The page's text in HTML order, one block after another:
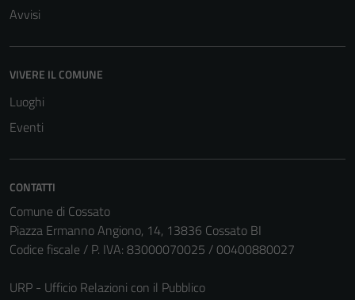
Avvisi
VIVERE IL COMUNE
Luoghi
Eventi
CONTATTI
Comune di Cossato
Piazza Ermanno Angiono, 14, 13836 Cossato BI
Codice fiscale / P. IVA: 83000070025 / 00400880027
URP - Ufficio Relazioni con il Pubblico